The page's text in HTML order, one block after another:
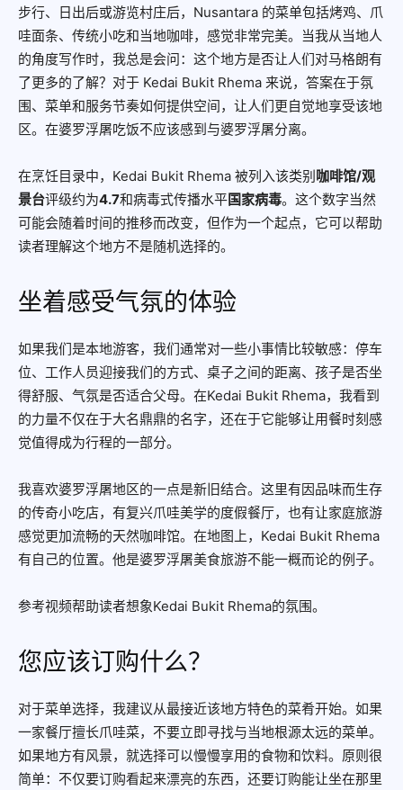
步行、日出后或游览村庄后，Nusantara 的菜单包括烤鸡、爪
哇面条、传统小吃和当地咖啡，感觉非常完美。当我从当地人
的角度写作时，我总是会问：这个地方是否让人们对马格朗有
了更多的了解？对于 Kedai Bukit Rhema 来说，答案在于氛
围、菜单和服务节奏如何提供空间，让人们更自觉地享受该地
区。在婆罗浮屠吃饭不应该感到与婆罗浮屠分离。
在烹饪目录中，Kedai Bukit Rhema 被列入该类别咖啡馆/观
景台评级约为4.7和病毒式传播水平国家病毒。这个数字当然
可能会随着时间的推移而改变，但作为一个起点，它可以帮助
读者理解这个地方不是随机选择的。
坐着感受气氛的体验
如果我们是本地游客，我们通常对一些小事情比较敏感：停车
位、工作人员迎接我们的方式、桌子之间的距离、孩子是否坐
得舒服、气氛是否适合父母。在Kedai Bukit Rhema，我看到
的力量不仅在于大名鼎鼎的名字，还在于它能够让用餐时刻感
觉值得成为行程的一部分。
我喜欢婆罗浮屠地区的一点是新旧结合。这里有因品味而生存
的传奇小吃店，有复兴爪哇美学的度假餐厅，也有让家庭旅游
感觉更加流畅的天然咖啡馆。在地图上，Kedai Bukit Rhema
有自己的位置。他是婆罗浮屠美食旅游不能一概而论的例子。
参考视频帮助读者想象Kedai Bukit Rhema的氛围。
您应该订购什么？
对于菜单选择，我建议从最接近该地方特色的菜肴开始。如果
一家餐厅擅长爪哇菜，不要立即寻找与当地根源太远的菜单。
如果地方有风景，就选择可以慢慢享用的食物和饮料。原则很
简单：不仅要订购看起来漂亮的东西，还要订购能让坐在那里